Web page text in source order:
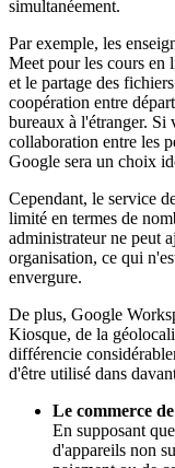
simultanéement.
Par exemple, les
Meet pour les cours en
et le partage des
coopération entre
bureaux à l'étranger. Si
collaboration entre les
Google sera un choix
Cependant, le service
limité en termes de
administrateur ne peut
organisation, ce qui
envergure.
De plus, Google
Kiosque, de la
différencie
d'être utilisé dans
Le commerce
En supposant
d'appareils non